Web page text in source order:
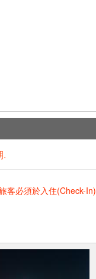
.
客必須於入住(Check-In)